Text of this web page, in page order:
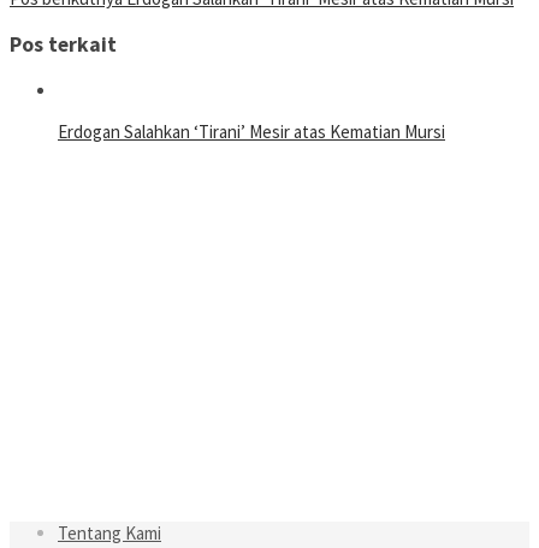
Pos terkait
Erdogan Salahkan ‘Tirani’ Mesir atas Kematian Mursi
Tentang Kami